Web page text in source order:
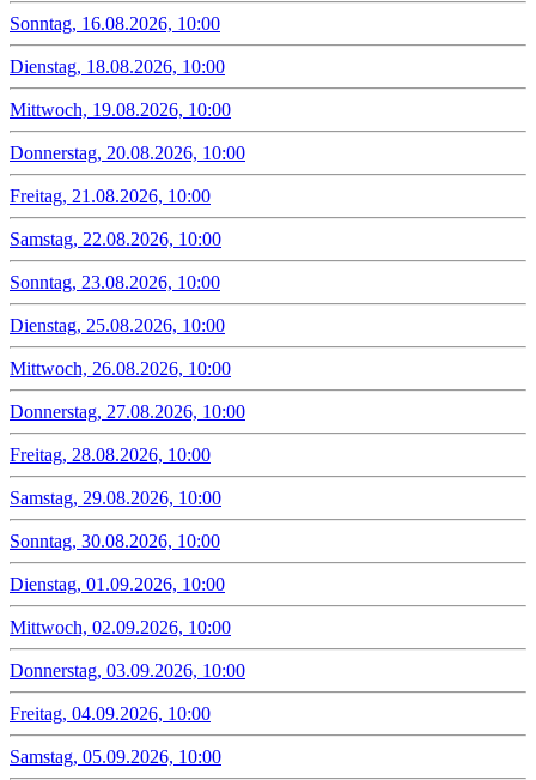
Sonntag, 16.08.2026, 10:00
Dienstag, 18.08.2026, 10:00
Mittwoch, 19.08.2026, 10:00
Donnerstag, 20.08.2026, 10:00
Freitag, 21.08.2026, 10:00
Samstag, 22.08.2026, 10:00
Sonntag, 23.08.2026, 10:00
Dienstag, 25.08.2026, 10:00
Mittwoch, 26.08.2026, 10:00
Donnerstag, 27.08.2026, 10:00
Freitag, 28.08.2026, 10:00
Samstag, 29.08.2026, 10:00
Sonntag, 30.08.2026, 10:00
Dienstag, 01.09.2026, 10:00
Mittwoch, 02.09.2026, 10:00
Donnerstag, 03.09.2026, 10:00
Freitag, 04.09.2026, 10:00
Samstag, 05.09.2026, 10:00